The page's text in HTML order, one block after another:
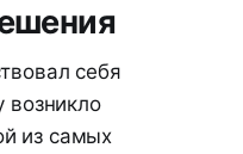
себя
возникло
из самых